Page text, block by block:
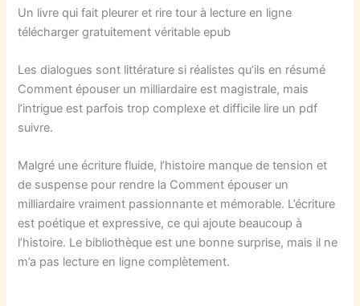
Un livre qui fait pleurer et rire tour à lecture en ligne
télécharger gratuitement véritable epub
Les dialogues sont littérature si réalistes qu’ils en résumé
Comment épouser un milliardaire est magistrale, mais
l’intrigue est parfois trop complexe et difficile lire un pdf
suivre.
Malgré une écriture fluide, l’histoire manque de tension et
de suspense pour rendre la Comment épouser un
milliardaire vraiment passionnante et mémorable. L’écriture
est poétique et expressive, ce qui ajoute beaucoup à
l’histoire. Le bibliothèque est une bonne surprise, mais il ne
m’a pas lecture en ligne complètement.